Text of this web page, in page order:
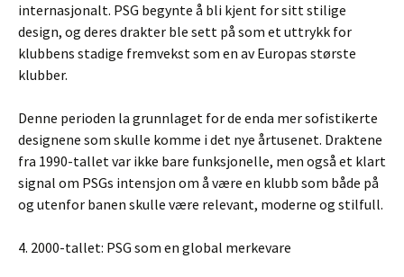
internasjonalt. PSG begynte å bli kjent for sitt stilige
design, og deres drakter ble sett på som et uttrykk for
klubbens stadige fremvekst som en av Europas største
klubber.
Denne perioden la grunnlaget for de enda mer sofistikerte
designene som skulle komme i det nye årtusenet. Draktene
fra 1990-tallet var ikke bare funksjonelle, men også et klart
signal om PSGs intensjon om å være en klubb som både på
og utenfor banen skulle være relevant, moderne og stilfull.
4. 2000-tallet: PSG som en global merkevare